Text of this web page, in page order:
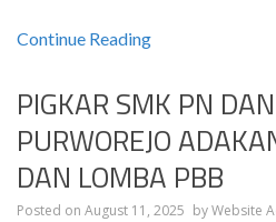
Continue Reading
PIGKAR SMK PN
PURWOREJO
DAN LOMBA PBB
Posted on August 11, 2025 byWebsite